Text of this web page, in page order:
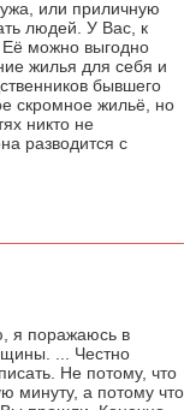
или приличную
людей. У Вас, к
Её можно выгодно
жилья для себя и
бывшего
скромное жильё, но
никто не
разводится с
я поражаюсь в
... Честно
Не потому, что
минуту, а потому что